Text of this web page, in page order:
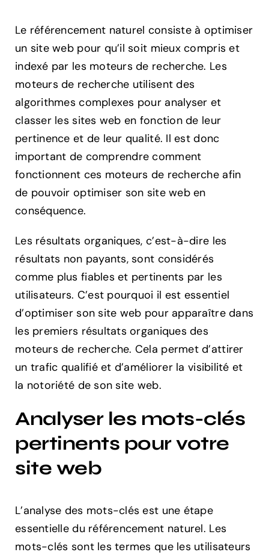
Le référencement naturel consiste à optimiser
un site web pour qu’il soit mieux compris et
indexé par les moteurs de recherche. Les
moteurs de recherche utilisent des
algorithmes complexes pour analyser et
classer les sites web en fonction de leur
pertinence et de leur qualité. Il est donc
important de comprendre comment
fonctionnent ces moteurs de recherche afin
de pouvoir optimiser son site web en
conséquence.
Les résultats organiques, c’est-à-dire les
résultats non payants, sont considérés
comme plus fiables et pertinents par les
utilisateurs. C’est pourquoi il est essentiel
d’optimiser son site web pour apparaître dans
les premiers résultats organiques des
moteurs de recherche. Cela permet d’attirer
un trafic qualifié et d’améliorer la visibilité et
la notoriété de son site web.
Analyser les mots-clés
pertinents pour votre
site web
L’analyse des mots-clés est une étape
essentielle du référencement naturel. Les
mots-clés sont les termes que les utilisateurs